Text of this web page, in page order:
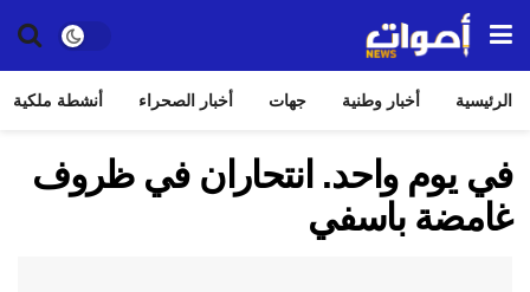
الرئيسية أخبار وطنية جهات أخبار الصحراء أنشطة ملكية
في يوم واحد. انتحاران في ظروف
غامضة باسفي